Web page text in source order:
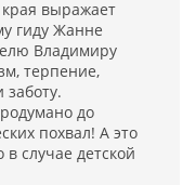
выражает
гиду Жанне
Владимиру
терпение,
до
похвал! А это
случае детской